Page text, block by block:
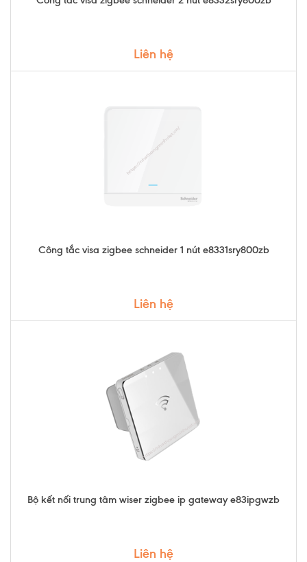
Liên hệ
Công tắc visa zigbee schneider 1 nút e8331sry800zb
Liên hệ
Bộ kết nối trung tâm wiser zigbee ip gateway e83ipgwzb
Liên hệ